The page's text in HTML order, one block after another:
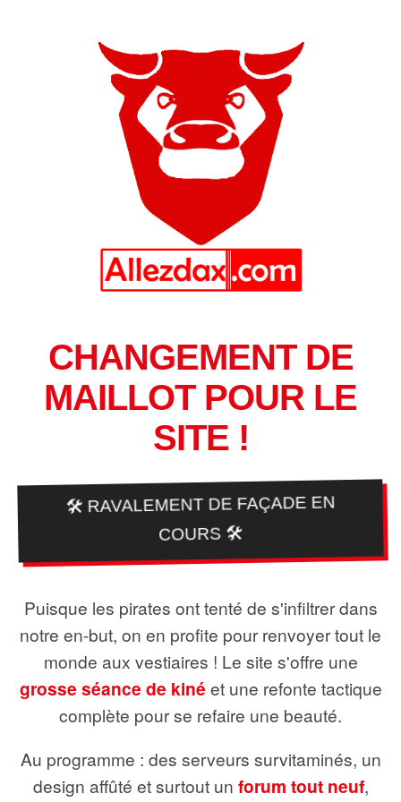
CHANGEMENT DE
MAILLOT POUR LE
SITE !
🛠️ RAVALEMENT DE FAÇADE EN
COURS 🛠️
Puisque les pirates ont tenté de s'infiltrer dans
notre en-but, on en profite pour renvoyer tout le
monde aux vestiaires ! Le site s'offre une
grosse séance de kiné et une refonte tactique
complète pour se refaire une beauté.
Au programme : des serveurs survitaminés, un
design affûté et surtout un forum tout neuf,